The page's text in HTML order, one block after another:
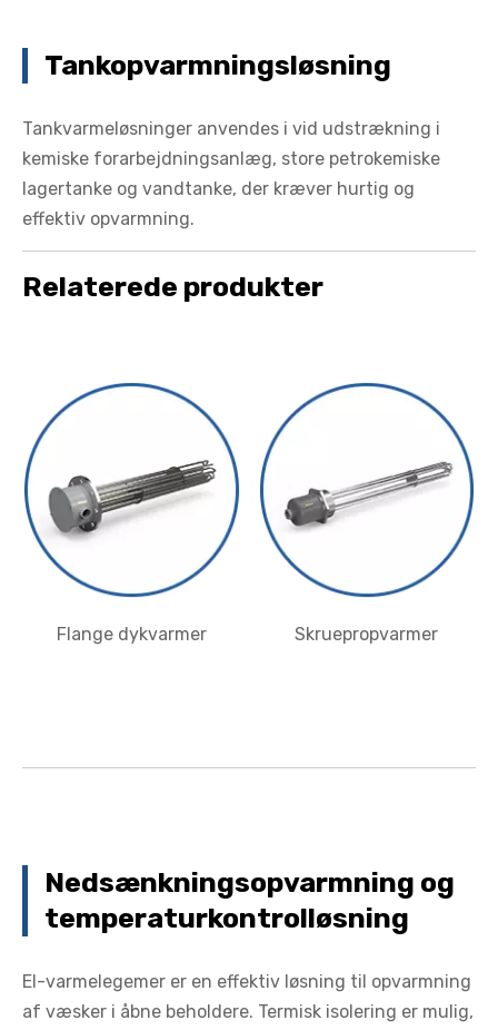
Tankopvarmningsløsning
Tankvarmeløsninger anvendes i vid udstrækning i
kemiske forarbejdningsanlæg, store petrokemiske
lagertanke og vandtanke, der kræver hurtig og
effektiv opvarmning.
Relaterede produkter
Flange dykvarmer Skruepropvarmer
Nedsænkningsopvarmning og
temperaturkontrolløsning
El-varmelegemer er en effektiv løsning til opvarmning
af væsker i åbne beholdere. Termisk isolering er mulig,